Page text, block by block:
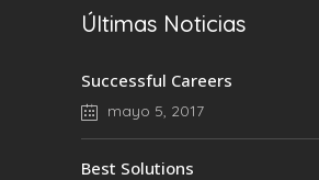
Últimas Noticias
Successful Careers
mayo 5, 2017
Best Solutions